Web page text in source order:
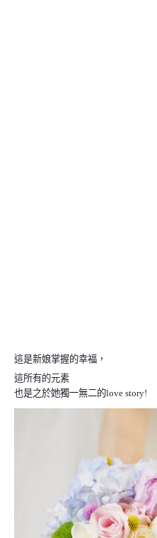
這是新娘掌握的幸福，
這所有的元素
也是之於她獨一無二的love story!